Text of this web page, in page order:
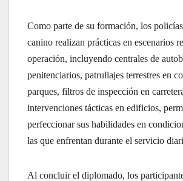
Como parte de su formación, los
canino realizan prácticas en escenarios
operación, incluyendo centrales de
penitenciarios, patrullajes terrestres en
parques, filtros de inspección en
intervenciones tácticas en edificios,
perfeccionar sus habilidades en
las que enfrentan durante el servicio
Al concluir el diplomado, los